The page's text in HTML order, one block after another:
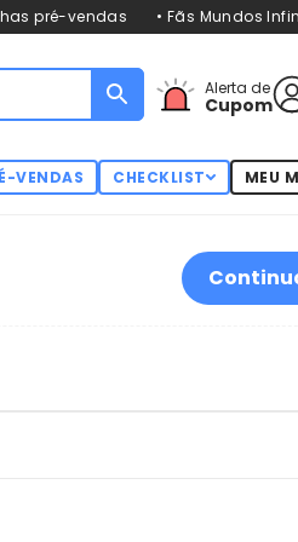
pré-vendas • Fãs Mundos
Alerta de
Cupom
VENDAS CHECKLIST MEU